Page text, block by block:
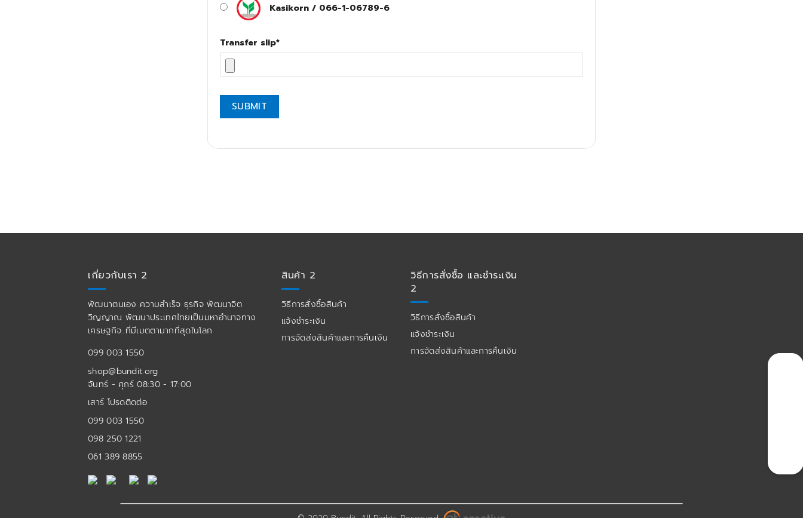
Kasikorn / 066-1-06789-6
Transfer slip*
SUBMIT
เกี่ยวกับเรา 2
พัฒนาตนเอง ความสำเร็จ ธุรกิจ พัฒนาจิต
วิญญาณ พัฒนาประเทศไทยเป็นมหาอำนาจทาง
เศรษฐกิจ..ที่มีเมตตามากที่สุดในโลก
099 003 1550
shop@bundit.org
จันทร์ - ศุกร์ 08:30 - 17:00
เสาร์ โปรดติดต่อ
099 003 1550
098 250 1221
061 389 8855
สินค้า 2
วิธีการสั่งซื้อสินค้า
แจ้งชำระเงิน
การจัดส่งสินค้าและการคืนเงิน
วิธีการสั่งซื้อ และชำระเงิน
2
วิธีการสั่งซื้อสินค้า
แจ้งชำระเงิน
การจัดส่งสินค้าและการคืนเงิน